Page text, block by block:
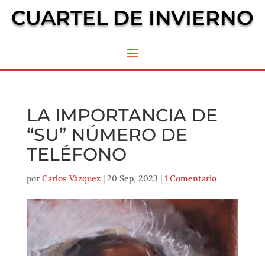
CUARTEL DE INVIERNO
LA IMPORTANCIA DE
“SU” NÚMERO DE
TELÉFONO
por Carlos Vázquez| 20 Sep, 2023 | 1 Comentario